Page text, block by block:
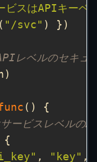
ビスはAPIキーベ
( "/svc"
レベルのセキュ
ービスレベルの
, "key" ,